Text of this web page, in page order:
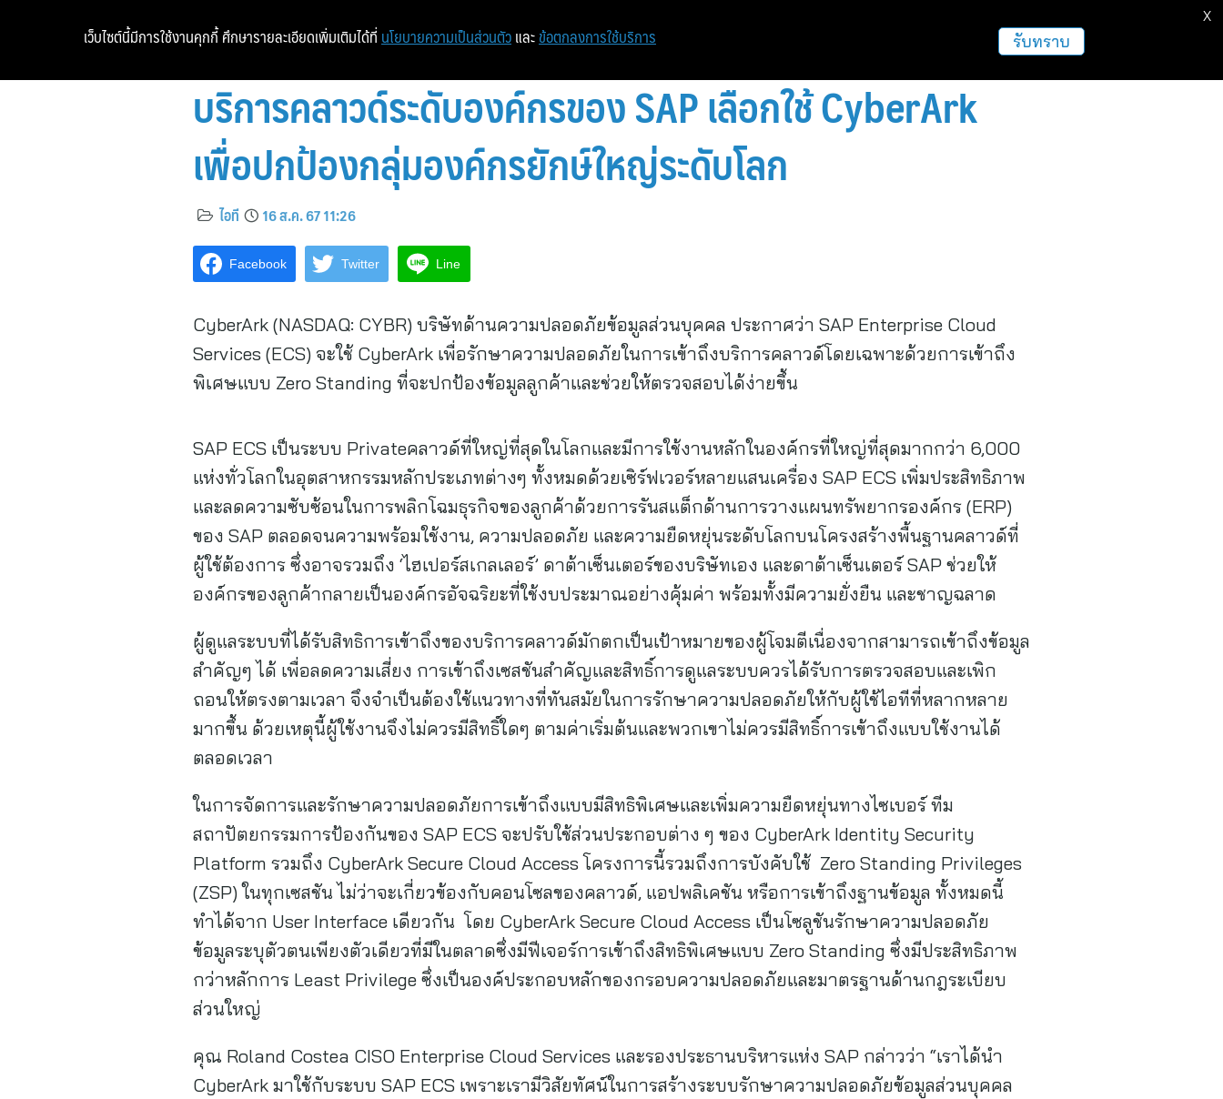
หน้าแรก ท่องเที่ยว ฝากข่าวประชาสัมพันธ์
บริการคลาวด์ระดับองค์กรของ SAP เลือกใช้ CyberArk
เพื่อปกป้องกลุ่มองค์กรยักษ์ใหญ่ระดับโลก
ไอที 16 ส.ค. 67 11:26
Facebook Twitter Line
CyberArk (NASDAQ: CYBR) บริษัทด้านความปลอดภัยข้อมูลส่วนบุคคล ประกาศว่า SAP Enterprise Cloud
Services (ECS) จะใช้ CyberArk เพื่อรักษาความปลอดภัยในการเข้าถึงบริการคลาวด์โดยเฉพาะด้วยการเข้าถึง
พิเศษแบบ Zero Standing ที่จะปกป้องข้อมูลลูกค้าและช่วยให้ตรวจสอบได้ง่ายขึ้น
SAP ECS เป็นระบบ Privateคลาวด์ที่ใหญ่ที่สุดในโลกและมีการใช้งานหลักในองค์กรที่ใหญ่ที่สุดมากกว่า 6,000
แห่งทั่วโลกในอุตสาหกรรมหลักประเภทต่างๆ ทั้งหมดด้วยเซิร์ฟเวอร์หลายแสนเครื่อง SAP ECS เพิ่มประสิทธิภาพ
และลดความซับซ้อนในการพลิกโฉมธุรกิจของลูกค้าด้วยการรันสแต็กด้านการวางแผนทรัพยากรองค์กร (ERP)
ของ SAP ตลอดจนความพร้อมใช้งาน, ความปลอดภัย และความยืดหยุ่นระดับโลกบนโครงสร้างพื้นฐานคลาวด์ที่
ผู้ใช้ต้องการ ซึ่งอาจรวมถึง ‘ไฮเปอร์สเกลเลอร์’ ดาต้าเซ็นเตอร์ของบริษัทเอง และดาต้าเซ็นเตอร์ SAP ช่วยให้
องค์กรของลูกค้ากลายเป็นองค์กรอัจฉริยะที่ใช้งบประมาณอย่างคุ้มค่า พร้อมทั้งมีความยั่งยืน และชาญฉลาด
ผู้ดูแลระบบที่ได้รับสิทธิการเข้าถึงของบริการคลาวด์มักตกเป็นเป้าหมายของผู้โจมตีเนื่องจากสามารถเข้าถึงข้อมูล
สำคัญๆ ได้ เพื่อลดความเสี่ยง การเข้าถึงเซสชันสำคัญและสิทธิ์การดูแลระบบควรได้รับการตรวจสอบและเพิก
ถอนให้ตรงตามเวลา จึงจำเป็นต้องใช้แนวทางที่ทันสมัยในการรักษาความปลอดภัยให้กับผู้ใช้ไอทีที่หลากหลาย
มากขึ้น ด้วยเหตุนี้ผู้ใช้งานจึงไม่ควรมีสิทธิ์ใดๆ ตามค่าเริ่มต้นและพวกเขาไม่ควรมีสิทธิ์การเข้าถึงแบบใช้งานได้
ตลอดเวลา
ในการจัดการและรักษาความปลอดภัยการเข้าถึงแบบมีสิทธิพิเศษและเพิ่มความยืดหยุ่นทางไซเบอร์ ทีม
สถาปัตยกรรมการป้องกันของ SAP ECS จะปรับใช้ส่วนประกอบต่าง ๆ ของ CyberArk Identity Security
Platform รวมถึง CyberArk Secure Cloud Access โครงการนี้รวมถึงการบังคับใช้ Zero Standing Privileges
(ZSP) ในทุกเซสชัน ไม่ว่าจะเกี่ยวข้องกับคอนโซลของคลาวด์, แอปพลิเคชัน หรือการเข้าถึงฐานข้อมูล ทั้งหมดนี้
ทำได้จาก User Interface เดียวกัน โดย CyberArk Secure Cloud Access เป็นโซลูชันรักษาความปลอดภัย
ข้อมูลระบุตัวตนเพียงตัวเดียวที่มีในตลาดซึ่งมีฟีเจอร์การเข้าถึงสิทธิพิเศษแบบ Zero Standing ซึ่งมีประสิทธิภาพ
กว่าหลักการ Least Privilege ซึ่งเป็นองค์ประกอบหลักของกรอบความปลอดภัยและมาตรฐานด้านกฎระเบียบ
ส่วนใหญ่
คุณ Roland Costea CISO Enterprise Cloud Services และรองประธานบริหารแห่ง SAP กล่าวว่า “เราได้นำ
CyberArk มาใช้กับระบบ SAP ECS เพราะเรามีวิสัยทัศน์ในการสร้างระบบรักษาความปลอดภัยข้อมูลส่วนบุคคล
เว็บไซต์นี้มีการใช้งานคุกกี้ ศึกษารายละเอียดเพิ่มเติมได้ที่ นโยบายความเป็นส่วนตัว และ ข้อตกลงการใช้บริการ รับทราบ
X